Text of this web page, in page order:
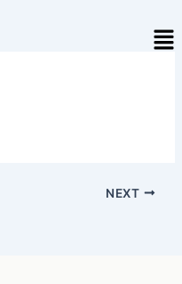
NEXT